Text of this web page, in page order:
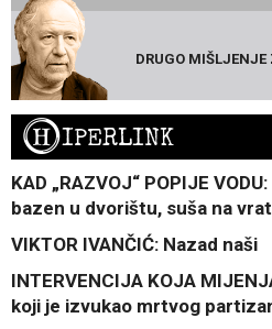
DRUGO
HIPERLINK
KAD „RAZVOJ“ POPIJE
bazen u dvorištu, suša na
VIKTOR IVANČIĆ: Nazad naši
INTERVENCIJA KOJA
koji je izvukao mrtvog